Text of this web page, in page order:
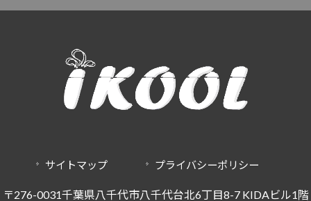
サイトマップ プライバシーポリシー
〒276-0031千葉県八千代市八千代台北6丁目8-7 KIDAビル1階